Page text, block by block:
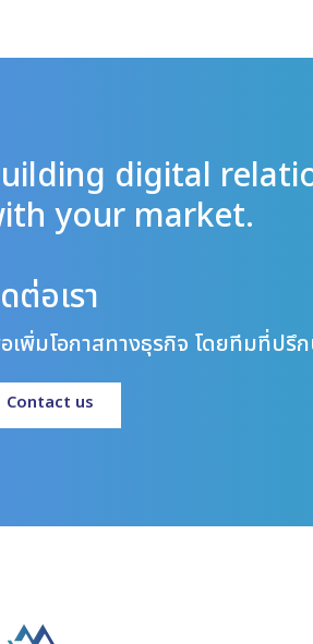
digital
your market.
ต่อเรา
เพิ่มโอกาสทางธุรกิจ โดยทีมที่ปรึ
Contact us